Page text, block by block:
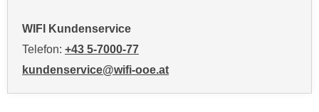
WIFI Kundenservice
Telefon: +43 5-7000-77
kundenservice@wifi-ooe.at